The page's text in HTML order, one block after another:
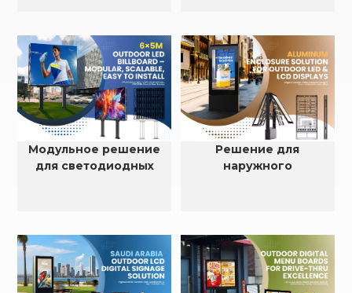
светодиодных и ЖК-
дисплеев.
Модульное решение
для светодиодных
Решение для
наружного